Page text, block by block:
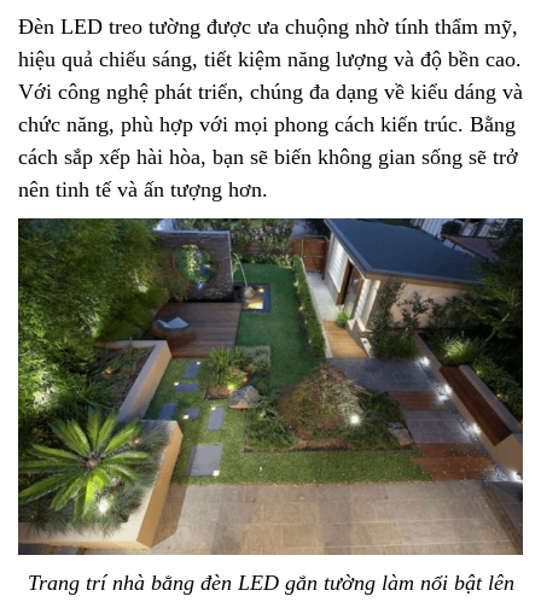
Đèn LED treo tường được ưa chuộng nhờ tính thẩm mỹ,
hiệu quả chiếu sáng, tiết kiệm năng lượng và độ bền cao.
Với công nghệ phát triển, chúng đa dạng về kiểu dáng và
chức năng, phù hợp với mọi phong cách kiến trúc. Bằng
cách sắp xếp hài hòa, bạn sẽ biến không gian sống sẽ trở
nên tinh tế và ấn tượng hơn.
Trang trí nhà bằng đèn LED gắn tường làm nổi bật lên